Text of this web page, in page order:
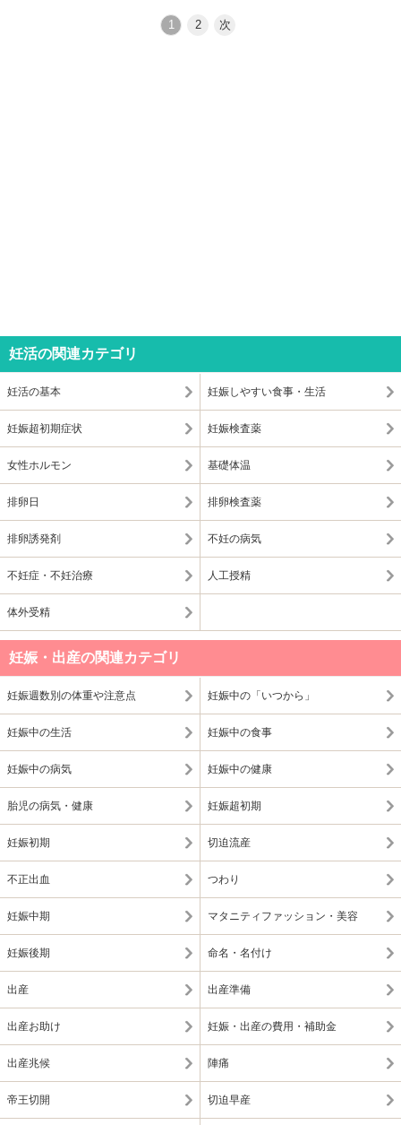
1 2 次
妊活の関連カテゴリ
妊活の基本 妊娠しやすい食事・生活
妊娠超初期症状 妊娠検査薬
女性ホルモン 基礎体温
排卵日 排卵検査薬
排卵誘発剤 不妊の病気
不妊症・不妊治療 人工授精
体外受精
妊娠・出産の関連カテゴリ
妊娠週数別の体重や注意点 妊娠中の「いつから」
妊娠中の生活 妊娠中の食事
妊娠中の病気 妊娠中の健康
胎児の病気・健康 妊娠超初期
妊娠初期 切迫流産
不正出血 つわり
妊娠中期 マタニティファッション・美容
妊娠後期 命名・名付け
出産 出産準備
出産お助け 妊娠・出産の費用・補助金
出産兆候 陣痛
帝王切開 切迫早産